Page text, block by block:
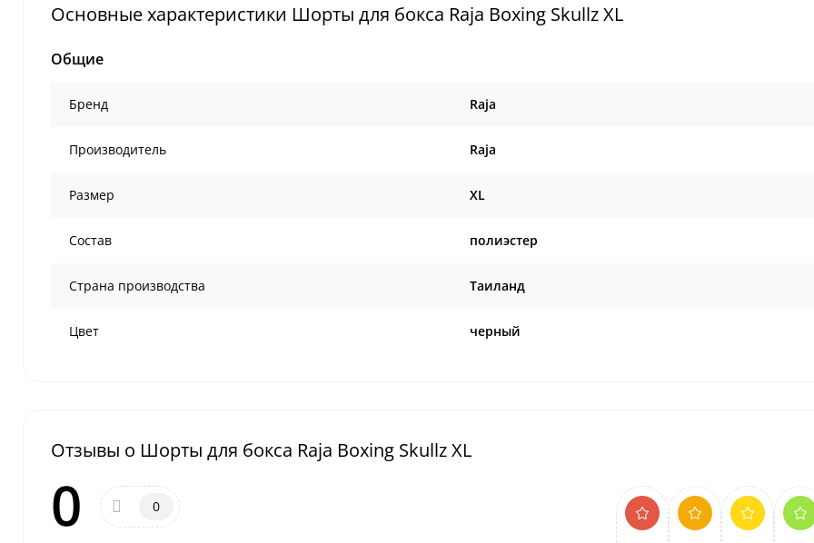
Основные характеристики Шорты для бокса Raja Boxing Skullz XL
Общие
Бренд Raja
Производитель Raja
Размер XL
Состав полиэстер
Страна производства Таиланд
Цвет черный
Отзывы о Шорты для бокса Raja Boxing Skullz XL
0 0